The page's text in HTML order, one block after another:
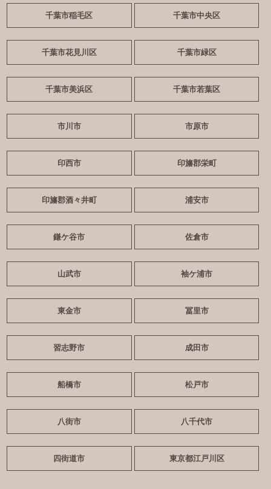
千葉市稲毛区 千葉市中央区
千葉市花見川区 千葉市緑区
千葉市美浜区 千葉市若葉区
市川市 市原市
印西市 印旛郡栄町
印旛郡酒々井町 浦安市
鎌ケ谷市 佐倉市
山武市 袖ケ浦市
東金市 冨里市
習志野市 成田市
船橋市 松戸市
八街市 八千代市
四街道市 東京都江戸川区